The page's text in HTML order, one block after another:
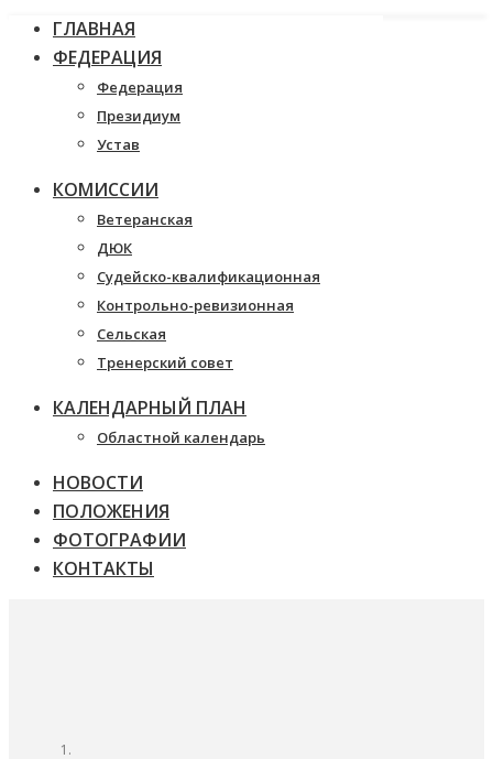
ГЛАВНАЯ
ФЕДЕРАЦИЯ
Федерация
Президиум
Устав
КОМИССИИ
Ветеранская
ДЮК
Судейско-квалификационная
Контрольно-ревизионная
Сельская
Тренерский совет
КАЛЕНДАРНЫЙ ПЛАН
Областной календарь
НОВОСТИ
ПОЛОЖЕНИЯ
ФОТОГРАФИИ
КОНТАКТЫ